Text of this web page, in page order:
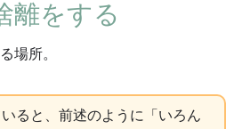
離をする
場所。
ると、前述のように「いろん